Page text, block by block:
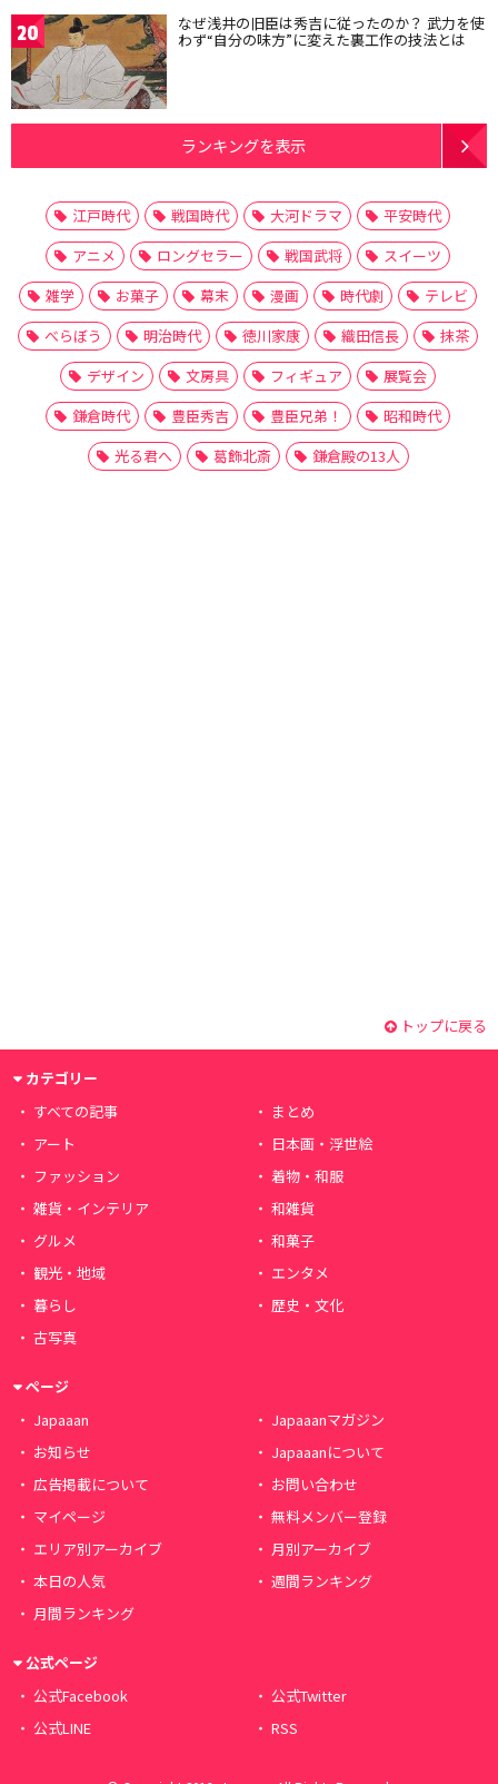
20 なぜ浅井の旧臣は秀吉に従ったのか？ 武力を使
わず“自分の味方”に変えた裏工作の技法とは
ランキングを表示
江戸時代 戦国時代 大河ドラマ
平安時代
アニメ
ロングセラー 戦国武将
スイーツ
雑学
お菓子 幕末 漫画 時代劇
テレビ
べらぼう
明治時代 徳川家康 織田信長
抹茶
デザイン
文房具 フィギュア
展覧会
鎌倉時代
豊臣秀吉 豊臣兄弟！
昭和時代
光る君へ
葛飾北斎 鎌倉殿の13人
トップに戻る
カテゴリー
すべての記事
まとめ
アート
日本画・浮世絵
ファッション
着物・和服
雑貨・インテリア
和雑貨
グルメ
和菓子
観光・地域
エンタメ
暮らし
歴史・文化
古写真
ページ
Japaaan
Japaaanマガジン
お知らせ
Japaaanについて
広告掲載について
お問い合わせ
マイページ
無料メンバー登録
エリア別アーカイブ
月別アーカイブ
本日の人気
週間ランキング
月間ランキング
公式ページ
公式Facebook
公式Twitter
公式LINE
RSS